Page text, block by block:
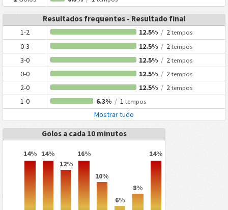
Resultados frequentes - Resultado final
1-2 12.5% / 2tempos
0-3 12.5% / 2tempos
3-0 12.5% / 2tempos
0-0 12.5% / 2tempos
2-0 12.5% / 2tempos
1-0 6.3% /1 tempos
Mostrar tudo
Golos a cada 10 minutos
14% 14%
12%
16%
10%
6%
8%
14%